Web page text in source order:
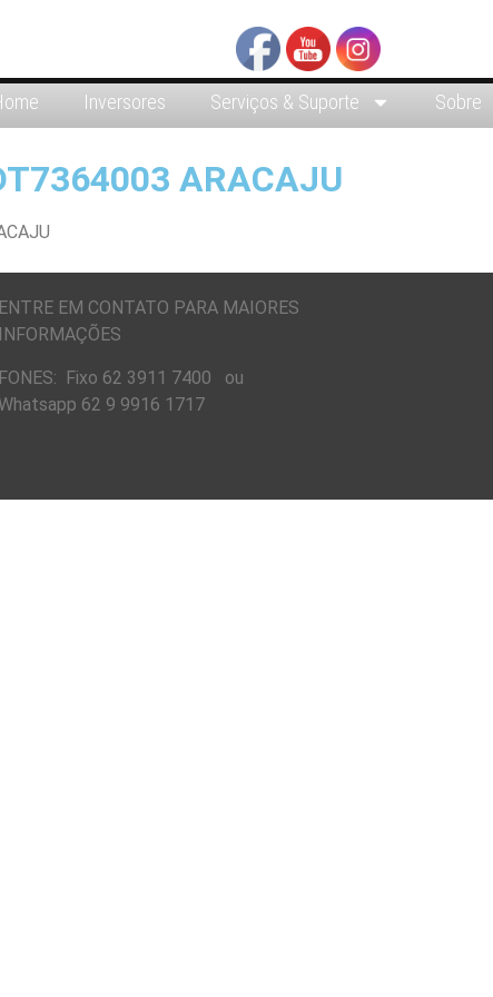
Inversores Serviços & Suporte Sobre
ARACAJU
ENTRE EM CONTATO PARA MAIORES
INFORMAÇÕES
FONES: Fixo 62 3911 7400 ou
62 9 9916 1717